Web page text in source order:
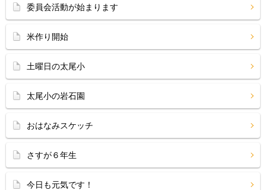
委員会活動が始まります
米作り開始
土曜日の太尾小
太尾小の岩石園
おはなみスケッチ
さすが６年生
今日も元気です！